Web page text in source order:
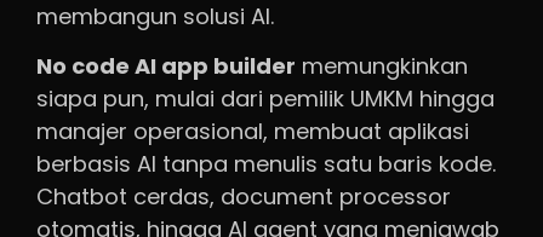
membangun solusi AI.
No code AI app builder memungkinkan
siapa pun, mulai dari pemilik UMKM hingga
manajer operasional, membuat aplikasi
berbasis AI tanpa menulis satu baris kode.
Chatbot cerdas, document processor
otomatis, hingga AI agent yang menjawab